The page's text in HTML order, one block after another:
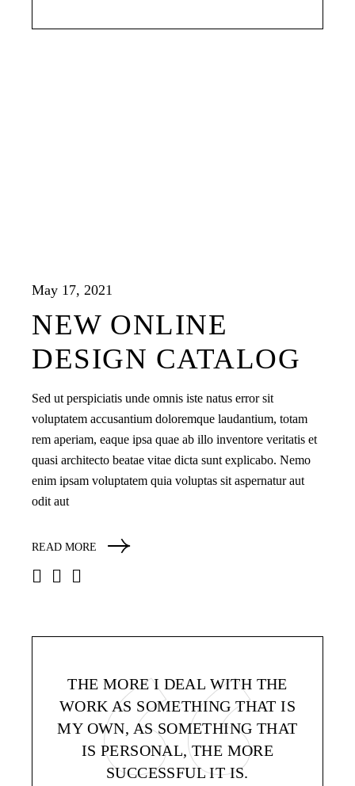
May 17, 2021
NEW ONLINE
DESIGN CATALOG
Sed ut perspiciatis unde omnis iste natus error sit
voluptatem accusantium doloremque laudantium, totam
rem aperiam, eaque ipsa quae ab illo inventore veritatis et
quasi architecto beatae vitae dicta sunt explicabo. Nemo
enim ipsam voluptatem quia voluptas sit aspernatur aut
odit aut
READ MORE
THE MORE I DEAL WITH THE
WORK AS SOMETHING THAT IS
MY OWN, AS SOMETHING THAT
IS PERSONAL, THE MORE
SUCCESSFUL IT IS.